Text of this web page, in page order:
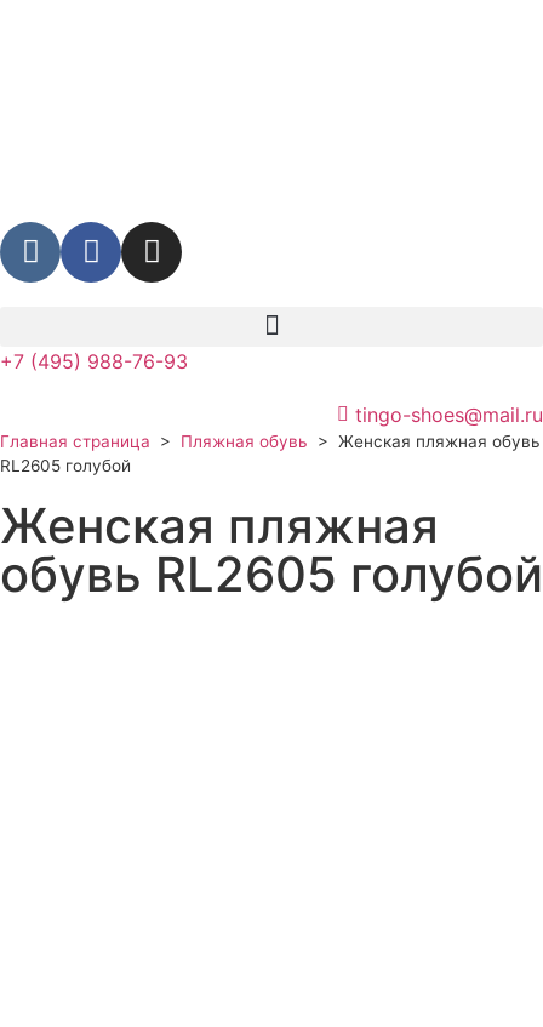
+7 (495) 988-76-93
tingo-shoes@mail.ru
Главная страница > Пляжная обувь > Женская пляжная обувь
RL2605 голубой
Женская пляжная
обувь RL2605 голубой